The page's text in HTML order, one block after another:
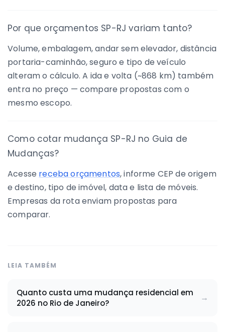
Por que orçamentos SP-RJ variam tanto?
Volume, embalagem, andar sem elevador, distância
portaria-caminhão, seguro e tipo de veículo
alteram o cálculo. A ida e volta (~868 km) também
entra no preço — compare propostas com o
mesmo escopo.
Como cotar mudança SP-RJ no Guia de
Mudanças?
Acesse receba orçamentos, informe CEP de origem
e destino, tipo de imóvel, data e lista de móveis.
Empresas da rota enviam propostas para
comparar.
LEIA TAMBÉM
Quanto custa uma mudança residencial em
2026 no Rio de Janeiro?